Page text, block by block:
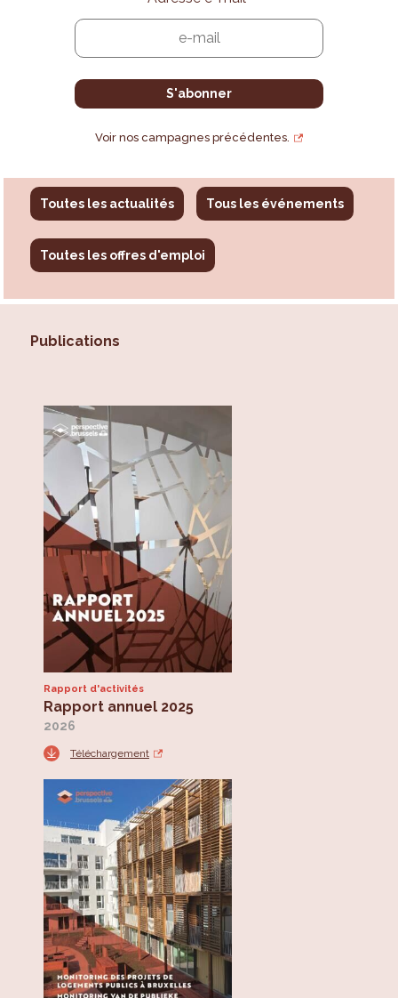
Voir nos campagnes précédentes.
Toutes les actualités Tous les événements
Toutes les offres d'emploi
Publications
Rapport d'activités
Rapport annuel 2025
2026
Téléchargement